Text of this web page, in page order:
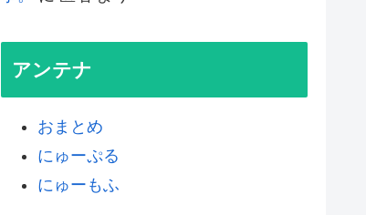
アンテナ
おまとめ
にゅーぷる
にゅーもふ